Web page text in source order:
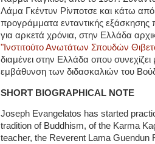
Λάμα Γκέντυν Ρίνποτσε και κάτω
προγράμματα ενταντικής εξάσκησης
για αρκετά χρόνια, στην Ελλάδα
"Ινστιτούτο Ανωτάτων Σπουδών
διαμένει στην Ελλάδα οπου
εμβάθυνση των διδασκαλιών του
SHORT BIOGRAPHICAL NOTE
Joseph Evangelatos has started
tradition of Buddhism, of the Karma
teacher, the Reverent Lama Guendun